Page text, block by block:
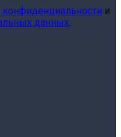
конфиденциальности и
данных.